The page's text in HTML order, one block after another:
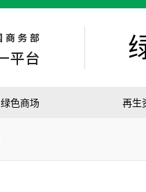
绿色商场 再生